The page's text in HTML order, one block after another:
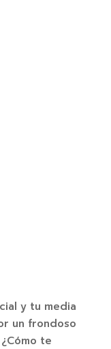
y tu media
un frondoso
te